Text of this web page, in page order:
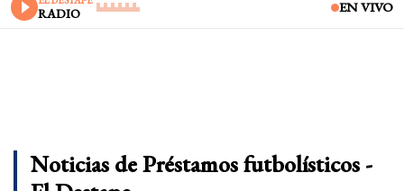
RADIO EN VIVO
Noticias de Préstamos futbolísticos -